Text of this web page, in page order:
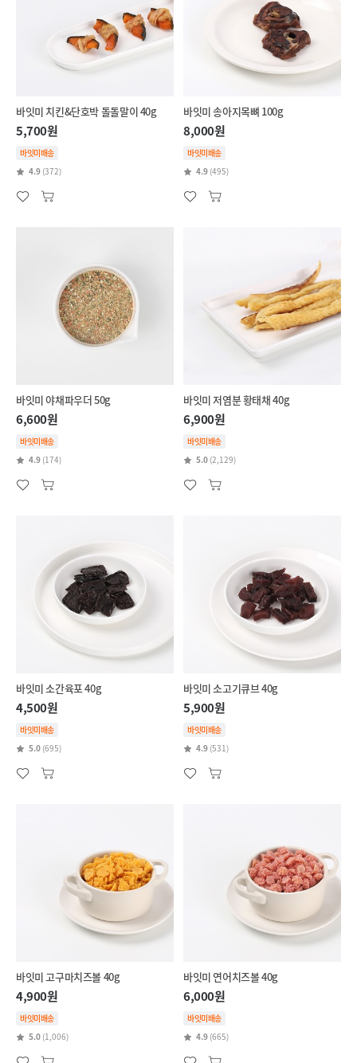
바잇미 치킨&단호박 돌돌말이 40g
5,700원
바잇미배송
4.9 (372)
바잇미 송아지목뼈 100g
8,000원
바잇미배송
4.9 (495)
바잇미 야채파우더 50g
6,600원
바잇미배송
4.9 (174)
바잇미 저염분 황태채 40g
6,900원
바잇미배송
5.0 (2,129)
바잇미 소간육포 40g
4,500원
바잇미배송
5.0 (695)
바잇미 소고기큐브 40g
5,900원
바잇미배송
4.9 (531)
바잇미 고구마치즈볼 40g
4,900원
바잇미배송
5.0 (1,006)
바잇미 연어치즈볼 40g
6,000원
바잇미배송
4.9 (665)